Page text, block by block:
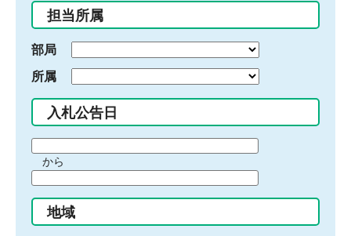
入
力
担当所属
部局
所属
入札公告日
間
始
り
から
間
終
地域